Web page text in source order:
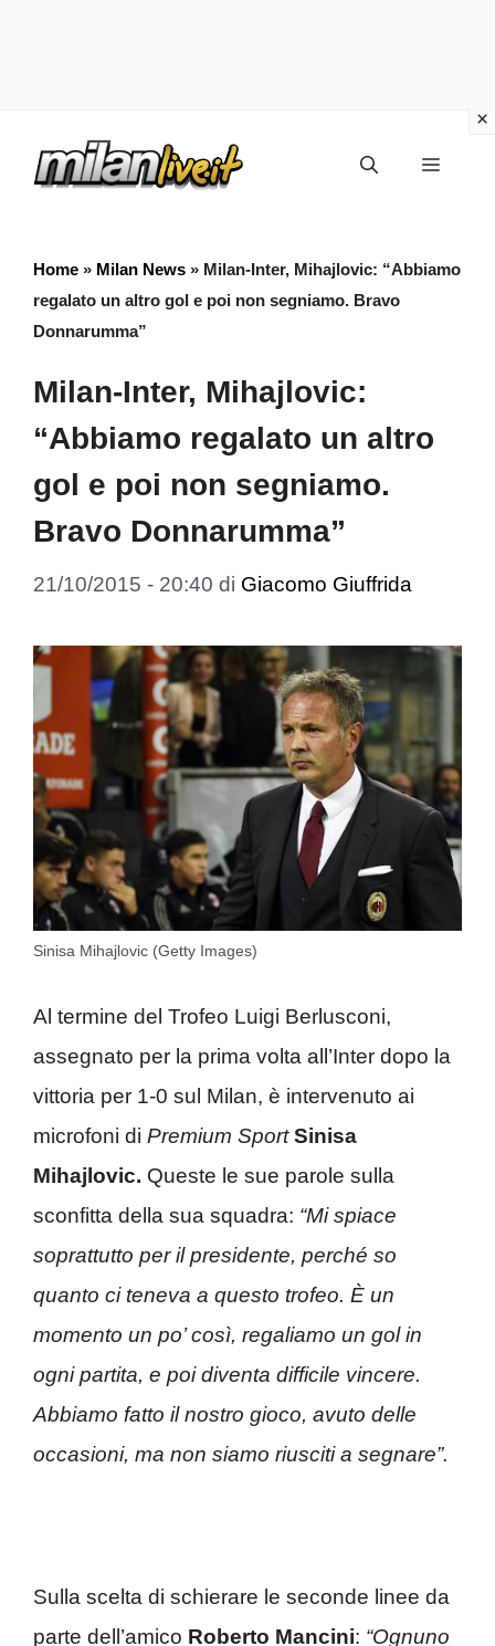
Menu
Home » Milan News » Milan-Inter, Mihajlovic: “Abbiamo
regalato un altro gol e poi non segniamo. Bravo
Donnarumma”
Milan-Inter, Mihajlovic:
“Abbiamo regalato un altro
gol e poi non segniamo.
Bravo Donnarumma”
21/10/2015 - 20:40 di Giacomo Giuffrida
Sinisa Mihajlovic (Getty Images)
Al termine del Trofeo Luigi Berlusconi,
assegnato per la prima volta all’Inter dopo la
vittoria per 1-0 sul Milan, è intervenuto ai
microfoni di Premium Sport Sinisa
Mihajlovic. Queste le sue parole sulla
sconfitta della sua squadra: “Mi spiace
soprattutto per il presidente, perché so
quanto ci teneva a questo trofeo. È un
momento un po’ così, regaliamo un gol in
ogni partita, e poi diventa difficile vincere.
Abbiamo fatto il nostro gioco, avuto delle
occasioni, ma non siamo riusciti a segnare”.
Sulla scelta di schierare le seconde linee da
parte dell’amico Roberto Mancini: “Ognuno